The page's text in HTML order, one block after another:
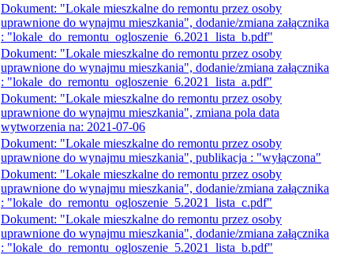
Dokument: "Lokale mieszkalne do remontu przez osoby
uprawnione do wynajmu mieszkania", dodanie/zmiana załącznika
: "lokale_do_remontu_ogloszenie_6.2021_lista_b.pdf"
Dokument: "Lokale mieszkalne do remontu przez osoby
uprawnione do wynajmu mieszkania", dodanie/zmiana załącznika
: "lokale_do_remontu_ogloszenie_6.2021_lista_a.pdf"
Dokument: "Lokale mieszkalne do remontu przez osoby
uprawnione do wynajmu mieszkania", zmiana pola data
wytworzenia na: 2021-07-06
Dokument: "Lokale mieszkalne do remontu przez osoby
uprawnione do wynajmu mieszkania", publikacja : "wyłączona"
Dokument: "Lokale mieszkalne do remontu przez osoby
uprawnione do wynajmu mieszkania", dodanie/zmiana załącznika
: "lokale_do_remontu_ogloszenie_5.2021_lista_c.pdf"
Dokument: "Lokale mieszkalne do remontu przez osoby
uprawnione do wynajmu mieszkania", dodanie/zmiana załącznika
: "lokale_do_remontu_ogloszenie_5.2021_lista_b.pdf"